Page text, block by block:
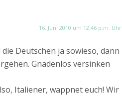
16. Juni 2010 um 12:46 p.m. Uhr
Deutschen ja sowieso, dann
Gnadenlos versinken
Italiener, wappnet euch! Wir